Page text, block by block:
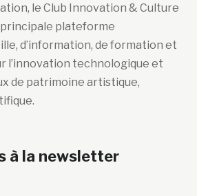
le Club Innovation & Culture
principale plateforme
d’information, de formation et
l’innovation technologique et
de patrimoine artistique,
à la newsletter